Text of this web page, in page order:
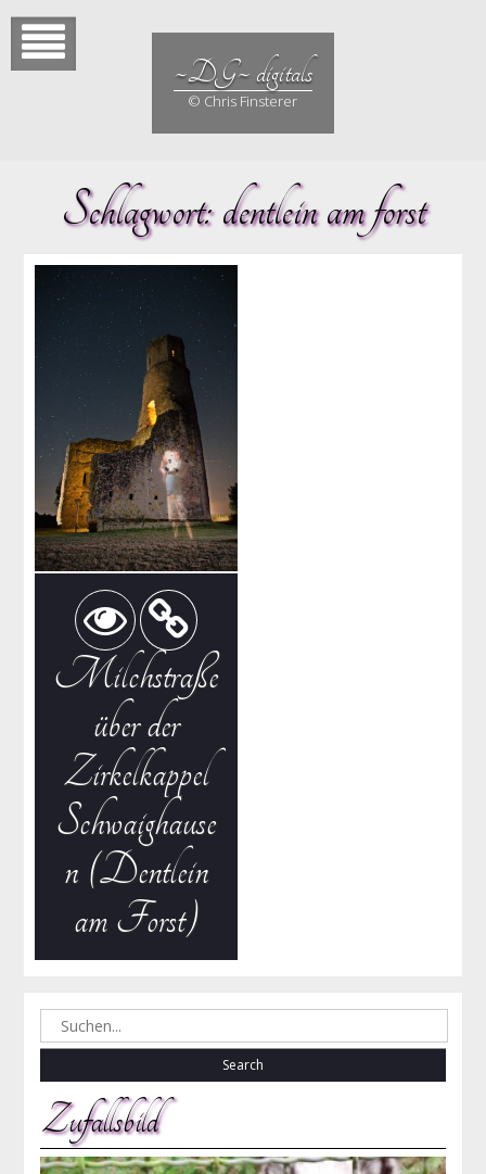
Skip
content
~DG~ digitals
© Chris Finsterer
Schlagwort:dentlein am forst
Milchstraße
über der
Zirkelkappel
Schwaighause
n (Dentlein
am Forst)
Search
for:
Zufallsbild